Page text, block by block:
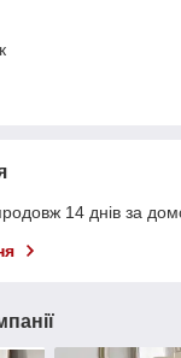
14 днів за